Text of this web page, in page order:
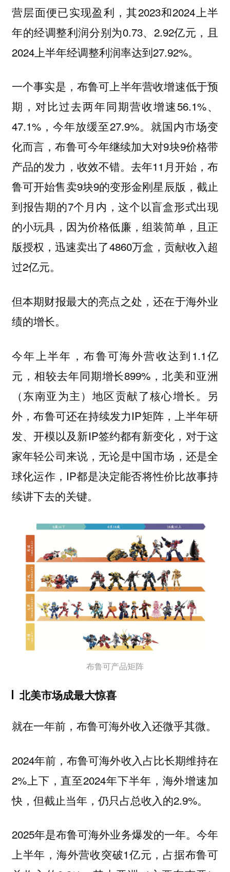
营层面便已实现盈利，其2023和2024上半
年的经调整利润分别为0.73、2.92亿元，且
2024上半年经调整利润率达到27.92%。
一个事实是，布鲁可上半年营收增速低于预
期，对比过去两年同期营收增速56.1%、
47.1%，今年放缓至27.9%。就国内市场变
化而言，布鲁可今年继续加大对9块9价格带
产品的发力，收效不错。去年11月开始，布
鲁可开始售卖9块9的变形金刚星辰版，截止
到报告期的7个月内，这个以盲盒形式出现
的小玩具，因为价格低廉，组装简单，且正
版授权，迅速卖出了4860万盒，贡献收入超
过2亿元。
但本期财报最大的亮点之处，还在于海外业
绩的增长。
今年上半年，布鲁可海外营收达到1.1亿
元，相较去年同期增长899%，北美和亚洲
（东南亚为主）地区贡献了核心增长。另
外，布鲁可还在持续发力IP矩阵，上半年研
发、开模以及新IP签约都有新变化，对于这
家年轻公司来说，无论是中国市场，还是全
球化运作，IP都是决定能否将性价比故事持
续讲下去的关键。
布鲁可产品矩阵
北美市场成最大惊喜
就在一年前，布鲁可海外收入还微乎其微。
2024年前，布鲁可海外收入占比长期维持在
2%上下，直至2024年下半年，海外增速加
快，但截止当年，仍只占总收入的2.9%。
2025年是布鲁可海外业务爆发的一年。今年
上半年，海外营收突破1亿元，占据布鲁可